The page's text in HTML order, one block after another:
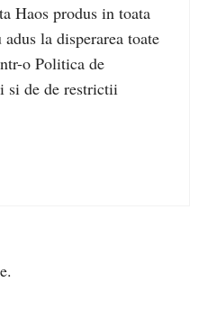
Haos produs in toata
la disperarea toate
o Politica de
de de restrictii